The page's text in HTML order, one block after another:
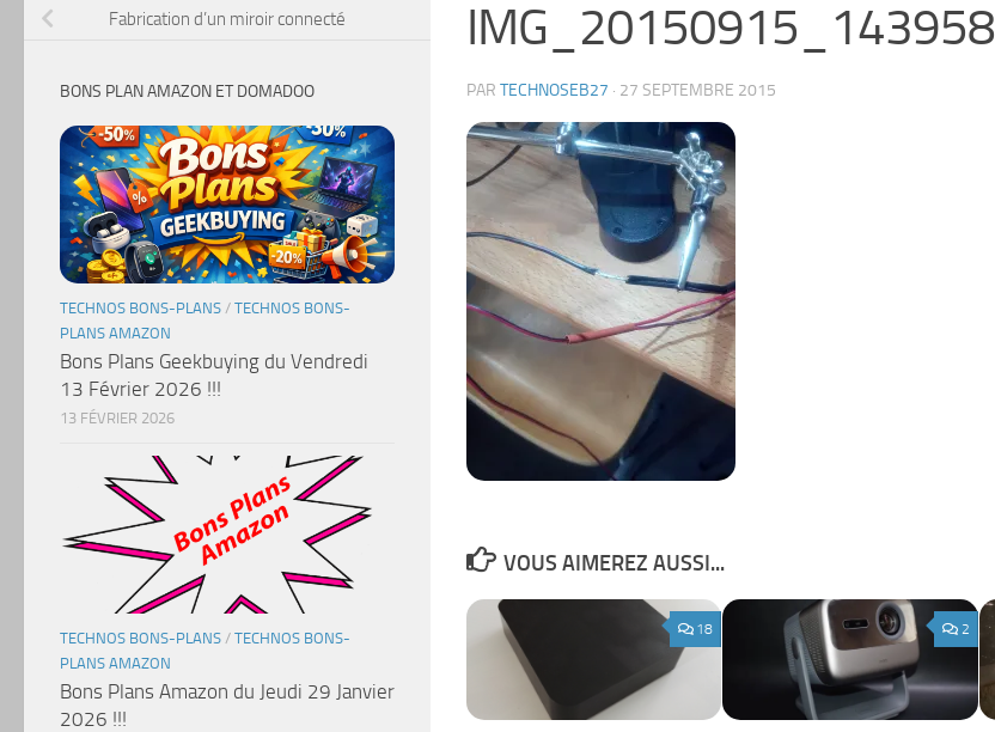
IMG_20150915_143958
PAR TECHNOSEB27 · 27 SEPTEMBRE 2015
VOUS AIMEREZ AUSSI...
18 2
Fabrication d’un miroir connecté
BONS PLAN AMAZON ET DOMADOO
TECHNOS BONS-PLANS / TECHNOS BONS-
PLANS AMAZON
Bons Plans Geekbuying du Vendredi
13 Février 2026 !!!
13 FÉVRIER 2026
TECHNOS BONS-PLANS / TECHNOS BONS-
PLANS AMAZON
Bons Plans Amazon du Jeudi 29 Janvier
2026 !!!